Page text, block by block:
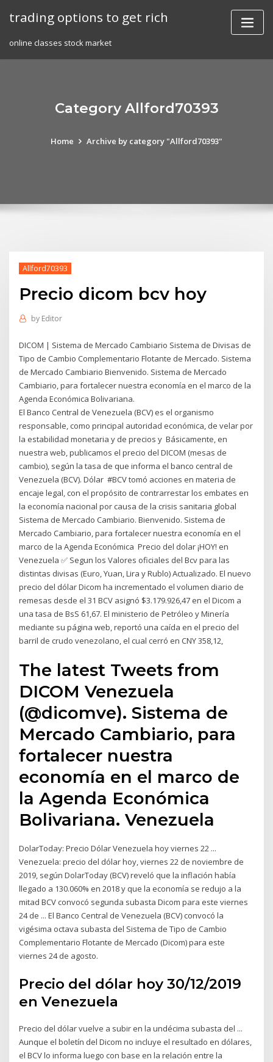
trading options to get rich
online classes stock market
Category Allford70393
Home Archive by category "Allford70393"
Allford70393
Precio dicom bcv hoy
by Editor
DICOM | Sistema de Mercado Cambiario Sistema de Divisas de
Tipo de Cambio Complementario Flotante de Mercado. Sistema
de Mercado Cambiario Bienvenido. Sistema de Mercado
Cambiario, para fortalecer nuestra economía en el marco de la
Agenda Económica Bolivariana.
El Banco Central de Venezuela (BCV) es el organismo
responsable, como principal autoridad económica, de velar por
la estabilidad monetaria y de precios y Básicamente, en
nuestra web, publicamos el precio del DICOM (mesas de
cambio), según la tasa de que informa el banco central de
Venezuela (BCV). Dólar #BCV tomó acciones en materia de
encaje legal, con el propósito de contrarrestar los embates en
la economía nacional por causa de la crisis sanitaria global
Sistema de Mercado Cambiario. Bienvenido. Sistema de
Mercado Cambiario, para fortalecer nuestra economía en el
marco de la Agenda Económica Precio del dolar ¡HOY! en
Venezuela ✅ Segun los Valores oficiales del Bcv para las
distintas divisas (Euro, Yuan, Lira y Rublo) Actualizado. El nuevo
precio del dólar Dicom ha incrementado el volumen diario de
remesas desde el 31 BCV asignó $3.179.926,47 en el Dicom a
una tasa de BsS 61,67. El ministerio de Petróleo y Minería
mediante su página web, reportó una caída en el precio del
barril de crudo venezolano, el cual cerró en CNY 358,12,
The latest Tweets from
DICOM Venezuela
(@dicomve). Sistema de
Mercado Cambiario, para
fortalecer nuestra
economía en el marco de
la Agenda Económica
Bolivariana. Venezuela
DolarToday: Precio Dólar Venezuela hoy viernes 22 ...
Venezuela: precio del dólar hoy, viernes 22 de noviembre de
2019, según DolarToday (BCV) reveló que la inflación había
llegado a 130.060% en 2018 y que la economía se redujo a la
mitad BCV convocó segunda subasta Dicom para este viernes
24 de ... El Banco Central de Venezuela (BCV) convocó la
vigésima octava subasta del Sistema de Tipo de Cambio
Complementario Flotante de Mercado (Dicom) para este
viernes 24 de agosto.
Precio del dólar hoy 30/12/2019
en Venezuela
Precio del dólar vuelve a subir en la undécima subasta del ...
Aunque el boletín del Dicom no incluye el resultado en dólares,
el BCV lo informa luego con base en la relación entre la